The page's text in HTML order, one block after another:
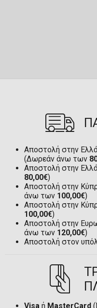
Αποστολή στην
(Δωρεάν άνω των
Αποστολή στην
80,00€)
Αποστολή στην
άνω των 100,00€)
Αποστολή στην
100,00€)
Αποστολή στην
άνω των 120,00€)
Αποστολή στον
Visa ή MasterCard